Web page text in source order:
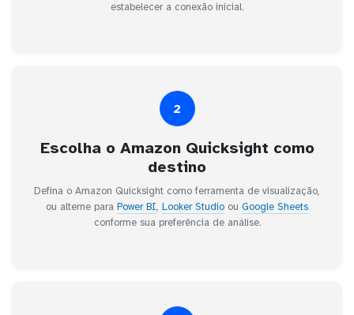
estabelecer a conexão inicial.
2
Escolha o Amazon Quicksight como
destino
Defina o Amazon Quicksight como ferramenta de visualização,
ou alterne para Power BI, Looker Studio ou Google Sheets
conforme sua preferência de análise.